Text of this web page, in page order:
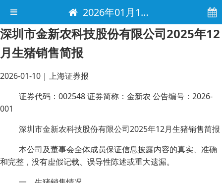
2026年01月10日 电子报
深圳市金新农科技股份有限公司2025年12
月生猪销售简报
2026-01-10 | 上海证券报
证券代码：002548 证券简称：金新农 公告编号：2026-
001
深圳市金新农科技股份有限公司2025年12月生猪销售简报
本公司及董事会全体成员保证信息披露内容的真实、准确
和完整，没有虚假记载、误导性陈述或重大遗漏。